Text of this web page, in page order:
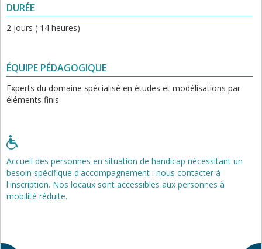
DURÉE
2 jours ( 14 heures)
ÉQUIPE PÉDAGOGIQUE
Experts du domaine spécialisé en études et modélisations par
éléments finis
Accueil des personnes en situation de handicap nécessitant un
besoin spécifique d'accompagnement : nous contacter à
l'inscription. Nos locaux sont accessibles aux personnes à
mobilité réduite.